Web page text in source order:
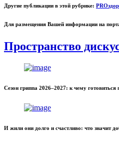
Другие публикации в этой рубрике:
Для размещения Вашей информации на
Пространство
Сезон гриппа 2026–2027: к чему
И жили они долго и счастливо: что значит